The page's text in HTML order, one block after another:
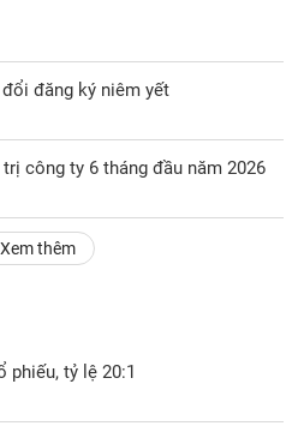
đổi đăng ký niêm yết
công ty 6 tháng đầu năm 2026
Xem thêm
phiếu, tỷ lệ 20:1